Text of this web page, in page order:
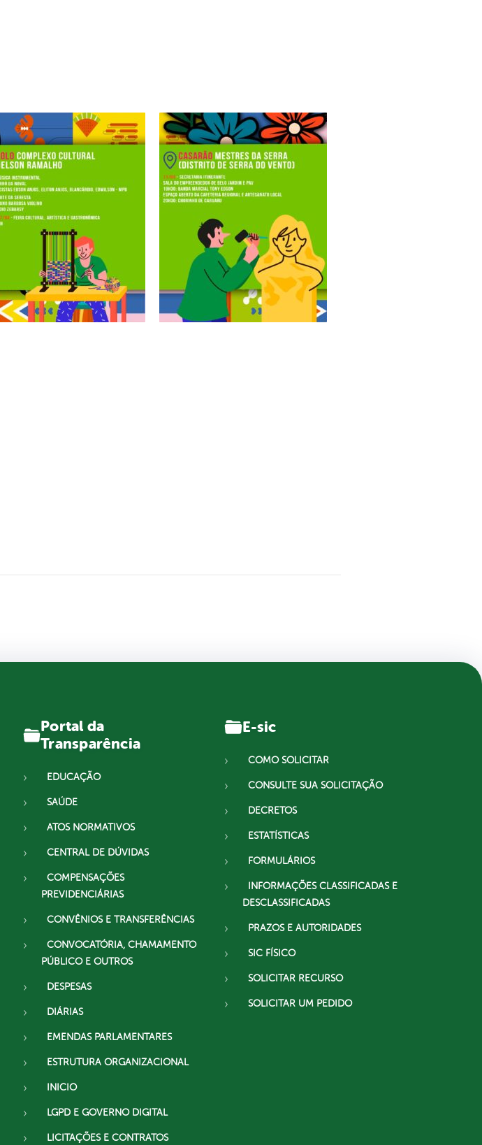
Portal da
Transparência
EDUCAÇÃO
SAÚDE
ATOS NORMATIVOS
CENTRAL DE DÚVIDAS
COMPENSAÇÕES
PREVIDENCIÁRIAS
CONVÊNIOS E TRANSFERÊNCIAS
CONVOCATÓRIA, CHAMAMENTO
PÚBLICO E OUTROS
DESPESAS
DIÁRIAS
EMENDAS PARLAMENTARES
ESTRUTURA ORGANIZACIONAL
INICIO
LGPD E GOVERNO DIGITAL
LICITAÇÕES E CONTRATOS
E-sic
COMO SOLICITAR
CONSULTE SUA SOLICITAÇÃO
DECRETOS
ESTATÍSTICAS
FORMULÁRIOS
INFORMAÇÕES CLASSIFICADAS E
DESCLASSIFICADAS
PRAZOS E AUTORIDADES
SIC FÍSICO
SOLICITAR RECURSO
SOLICITAR UM PEDIDO